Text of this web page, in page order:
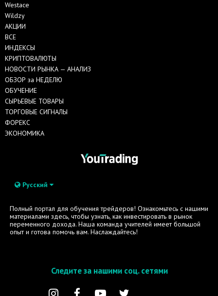
Westace
Wildzy
АКЦИИ
ВСЕ
ИНДЕКСЫ
КРИПТОВАЛЮТЫ
НОВОСТИ РЫНКА — АНАЛИЗ
ОБЗОР за НЕДЕЛЮ
ОБУЧЕНИЕ
СЫРЬЕВЫЕ ТОВАРЫ
ТОРГОВЫЕ СИГНАЛЫ
ФОРЕКС
ЭКОНОМИКА
Русский
Полный портал для обучения трейдеров! Ознакомьтесь с нашими
материалами здесь, чтобы узнать, как инвестировать в рынок
переменного дохода. Наша команда учителей имеет большой
опыт и готова помочь вам. Наслаждайтесь!
Следите за нашими соц. сетями